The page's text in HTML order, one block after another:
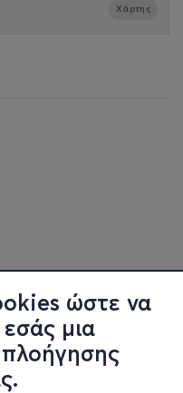
ώστε να
μια
πλοήγησης
Χάρτης